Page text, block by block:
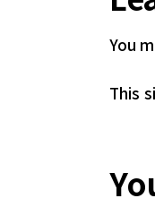
You
This